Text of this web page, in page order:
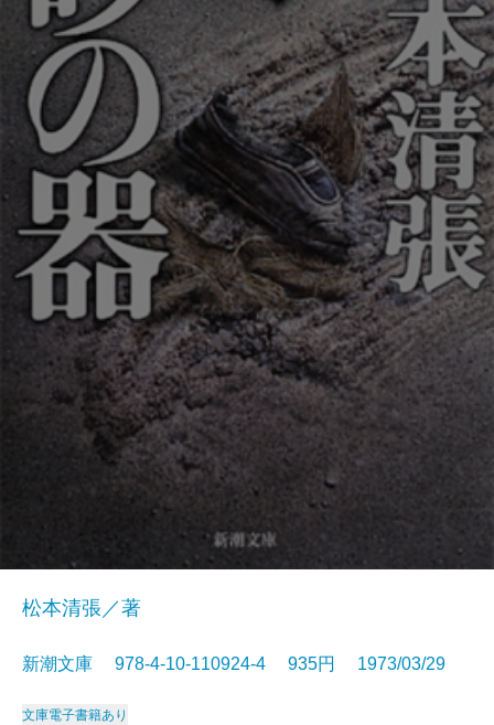
松本清張／著
新潮文庫 978-4-10-110924-4 935円 1973/03/29
文庫電子書籍あり